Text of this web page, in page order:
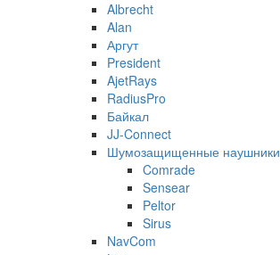
Albrecht
Alan
Аргут
President
AjetRays
RadiusPro
Байкал
JJ-Connect
Шумозащищенные наушники
Comrade
Sensear
Peltor
Sirus
NavCom